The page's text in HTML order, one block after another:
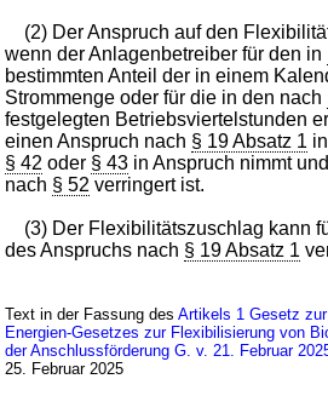
(2) Der Anspruch auf den
wenn der Anlagenbetreiber für den in
bestimmten Anteil der in einem
Strommenge oder für die in den nach
festgelegten Betriebsviertelstunden
einen Anspruch nach § 19 Absatz 1
§ 42 oder § 43 in Anspruch nimmt
nach § 52 verringert ist.
(3) Der Flexibilitätszuschlag kann
des Anspruchs nach § 19 Absatz 1
Text in der Fassung desArtikels 1 Gesetz
Energien-Gesetzes zur Flexibilisierung von
der Anschlussförderung G. v. 21. Februar
25. Februar 2025